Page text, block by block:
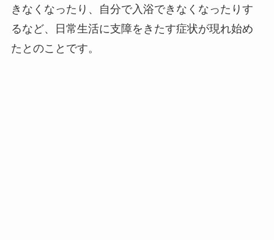
きなくなったり、自分で入浴できなくなったりす
るなど、日常生活に支障をきたす症状が現れ始め
たとのことです。